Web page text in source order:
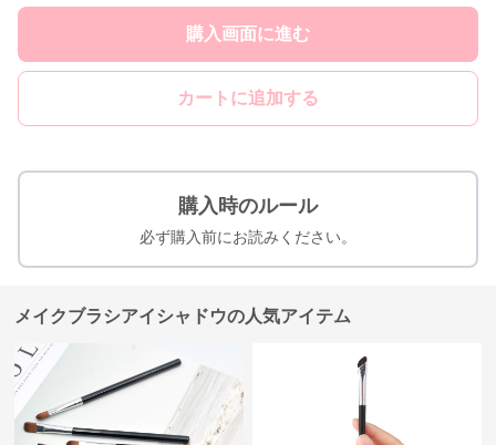
購入画面に進む
カートに追加する
購入時のルール
必ず購入前にお読みください。
メイクブラシアイシャドウの人気アイテム